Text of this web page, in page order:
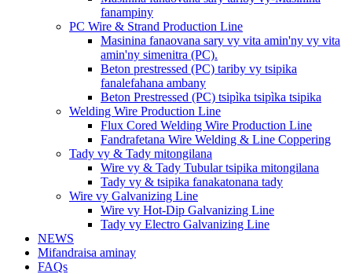
fanampiny
PC Wire & Strand Production Line
Masinina fanaovana sary vy vita amin'ny vy vita
amin'ny simenitra (PC).
Beton prestressed (PC) tariby vy tsipika
fanalefahana ambany
Beton Prestressed (PC) tsipìka tsipìka tsipika
Welding Wire Production Line
Flux Cored Welding Wire Production Line
Fandrafetana Wire Welding & Line Coppering
Tady vy & Tady mitongilana
Wire vy & Tady Tubular tsipika mitongilana
Tady vy & tsipika fanakatonana tady
Wire vy Galvanizing Line
Wire vy Hot-Dip Galvanizing Line
Tady vy Electro Galvanizing Line
NEWS
Mifandraisa aminay
FAQs